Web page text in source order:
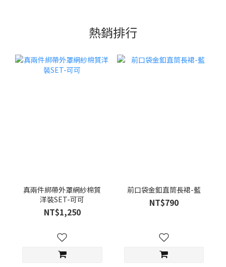
熱銷排行
真兩件綁帶外罩網紗棉質
洋裝SET-可可
NT$1,250
前口袋金釦直筒長裙-藍
NT$790